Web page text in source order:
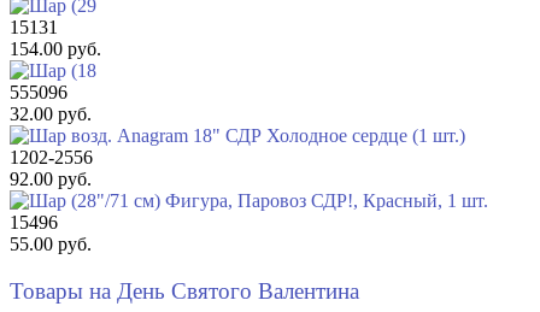
15131
154.00 руб.
555096
32.00 руб.
1202-2556
92.00 руб.
15496
55.00 руб.
Товары на День Святого Валентина